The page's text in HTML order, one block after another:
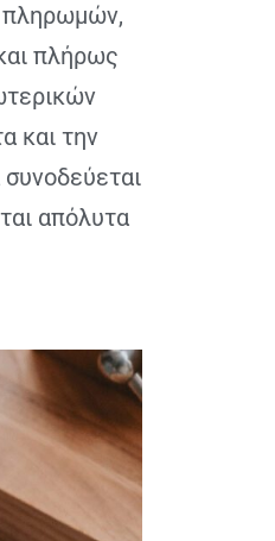
πληρωμών,
πλήρως
και την
απόλυτα